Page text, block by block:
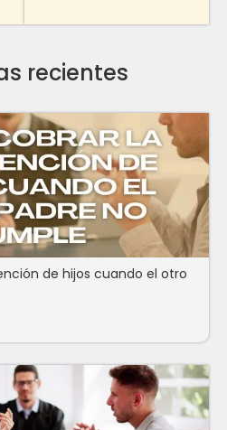
recientes
de hijos cuando el otro